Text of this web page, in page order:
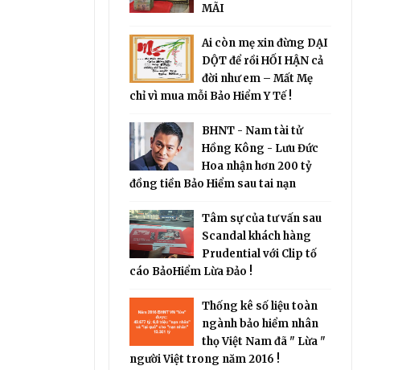
MÃI
Ai còn mẹ xin đừng DẠI
DỘT để rồi HỐI HẬN cả
đời như em – Mất Mẹ
chỉ vì mua mỗi Bảo Hiểm Y Tế !
BHNT - Nam tài tử
Hồng Kông - Lưu Đức
Hoa nhận hơn 200 tỷ
đồng tiền Bảo Hiểm sau tai nạn
Tâm sự của tư vấn sau
Scandal khách hàng
Prudential với Clip tố
cáo BảoHiểm Lừa Đảo !
Thống kê số liệu toàn
ngành bảo hiểm nhân
thọ Việt Nam đã " Lừa "
người Việt trong năm 2016 !